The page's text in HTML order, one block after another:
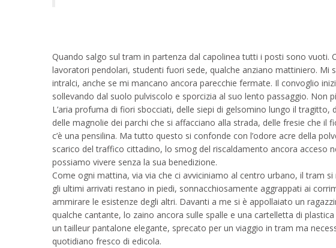
Quando salgo sul tram in partenza dal capolinea tutti i posti sono vuoti.
lavoratori pendolari, studenti fuori sede, qualche anziano mattiniero. Mi
intralci, anche se mi mancano ancora parecchie fermate. Il convoglio
sollevando dal suolo pulviscolo e sporcizia al suo lento passaggio. Non
L’aria profuma di fiori sbocciati, delle siepi di gelsomino lungo il
delle magnolie dei parchi che si affacciano alla strada, delle fresie che
c’è una pensilina. Ma tutto questo si confonde con l’odore acre della
scarico del traffico cittadino, lo smog del riscaldamento ancora acceso
possiamo vivere senza la sua benedizione.
Come ogni mattina, via via che ci avviciniamo al centro urbano, il tram
gli ultimi arrivati restano in piedi, sonnacchiosamente aggrappati ai
ammirare le esistenze degli altri. Davanti a me si è appollaiato un
qualche cantante, lo zaino ancora sulle spalle e una cartelletta di
un tailleur pantalone elegante, sprecato per un viaggio in tram ma
quotidiano fresco di edicola.